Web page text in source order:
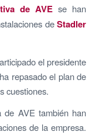
de AVE se han
deStadler
el presidente
repasado el plan de
cuestiones.
de AVE también han
de la empresa.